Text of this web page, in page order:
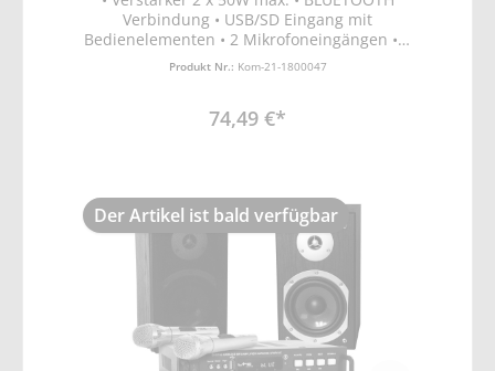
Verbindung • USB/SD Eingang mit
Bedienelementen • 2 Mikrofoneingängen • 1
LINE Eingang • BASS und TREBLE Regler •
Lautsprecherboxen aus Holz • 2 Mikrofone •
Produkt Nr.: Kom-21-1800047
74,49 €*
Der Artikel ist bald verfügbar